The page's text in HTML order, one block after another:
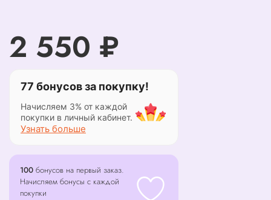
2 550 ₽
77 бонусов за покупку!
Начисляем 3% от каждой
покупки в личный кабинет.
Узнать больше
100 бонусов на первый заказ.
Начисляем бонусы с каждой
покупки